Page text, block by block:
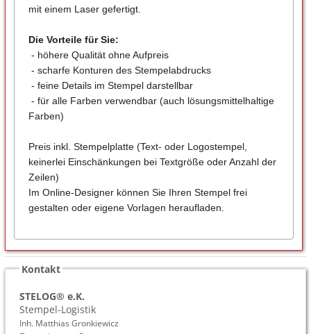
mit einem Laser gefertigt.
Die Vorteile für Sie:
- höhere Qualität ohne Aufpreis
- scharfe Konturen des Stempelabdrucks
- feine Details im Stempel darstellbar
- für alle Farben verwendbar (auch lösungsmittelhaltige
Farben)
Preis inkl. Stempelplatte (Text- oder Logostempel,
keinerlei Einschänkungen bei Textgröße oder Anzahl der
Zeilen)
Im Online-Designer können Sie Ihren Stempel frei
gestalten oder eigene Vorlagen heraufladen.
Kontakt
STELOG® e.K.
Stempel-Logistik
Inh. Matthias Gronkiewicz